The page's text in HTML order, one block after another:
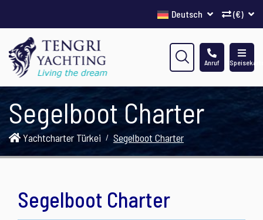
(€)
Deutsch
Anruf
Segelboot Charter
Yachtcharter Türkei Segelboot Charter
Segelboot Charter